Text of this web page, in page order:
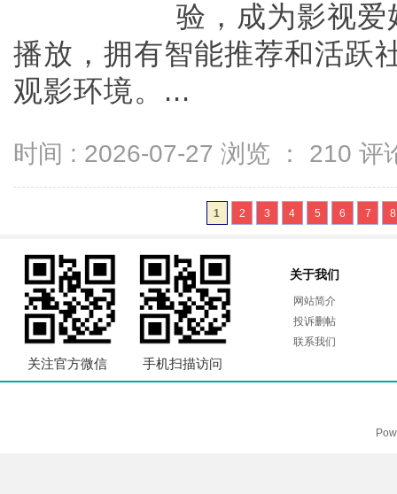
验，成为影视
播放，拥有智能推荐和活跃
观影环境。...
时间 : 2026-07-27 浏览 ： 210 评
1 2 3 4 5 6 7 8
关注官方微信 手机扫描访问
关于我们
网站简介
投诉删帖
联系我们